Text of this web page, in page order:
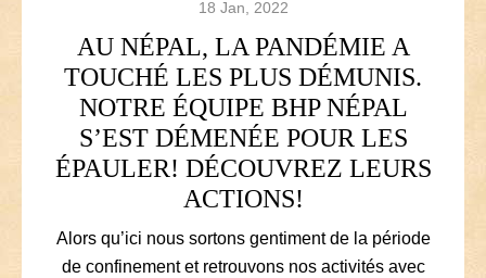
18 Jan, 2022
AU NÉPAL, LA PANDÉMIE A
TOUCHÉ LES PLUS DÉMUNIS.
NOTRE ÉQUIPE BHP NÉPAL
S’EST DÉMENÉE POUR LES
ÉPAULER! DÉCOUVREZ LEURS
ACTIONS!
Alors qu’ici nous sortons gentiment de la période
de confinement et retrouvons nos activités avec